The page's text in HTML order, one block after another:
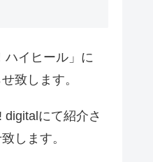
ハイヒール」に
致します。
にて紹介さ
します。